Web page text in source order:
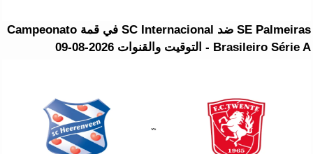
SE Palmeiras ضد SC Internacional في قمة Campeonato
Brasileiro Série A - التوقيت والقنوات 2026-08-09